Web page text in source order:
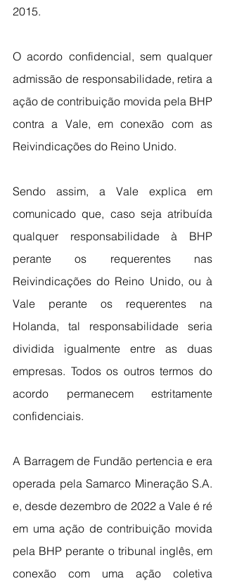
2015.
O acordo confidencial, sem qualquer
admissão de responsabilidade, retira a
ação de contribuição movida pela BHP
contra a Vale, em conexão com as
Reivindicações do Reino Unido.
Sendo assim, a Vale explica em
comunicado que, caso seja atribuída
qualquer responsabilidade à BHP
perante os requerentes nas
Reivindicações do Reino Unido, ou à
Vale perante os requerentes na
Holanda, tal responsabilidade seria
dividida igualmente entre as duas
empresas. Todos os outros termos do
acordo permanecem estritamente
confidenciais.
A Barragem de Fundão pertencia e era
operada pela Samarco Mineração S.A.
e, desde dezembro de 2022 a Vale é ré
em uma ação de contribuição movida
pela BHP perante o tribunal inglês, em
conexão com uma ação coletiva